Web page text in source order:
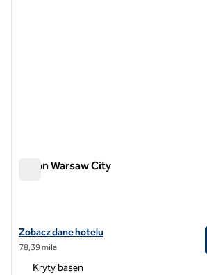
Hilton Warsaw City
Zobacz szczegóły hotelu Hilton Warsaw City
Zobacz dane hotelu
78,39 mila
Kryty basen